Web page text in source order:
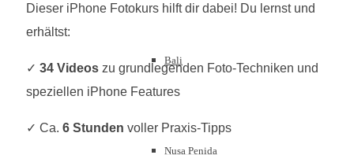
Bali
Nusa Penida
Dieser iPhone Fotokurs hilft dir dabei! Du lernst und
erhältst:
✓ 34 Videos zu grundlegenden Foto-Techniken und
speziellen iPhone Features
✓ Ca. 6 Stunden voller Praxis-Tipps